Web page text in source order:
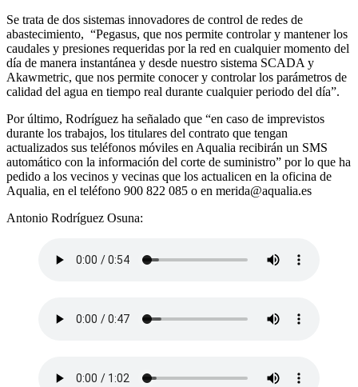
Se trata de dos sistemas innovadores de control de redes de
abastecimiento, “Pegasus, que nos permite controlar y mantener los
caudales y presiones requeridas por la red en cualquier momento del
día de manera instantánea y desde nuestro sistema SCADA y
Akawmetric, que nos permite conocer y controlar los parámetros de
calidad del agua en tiempo real durante cualquier periodo del día”.
Por último, Rodríguez ha señalado que “en caso de imprevistos
durante los trabajos, los titulares del contrato que tengan
actualizados sus teléfonos móviles en Aqualia recibirán un SMS
automático con la información del corte de suministro” por lo que ha
pedido a los vecinos y vecinas que los actualicen en la oficina de
Aqualia, en el teléfono 900 822 085 o en merida@aqualia.es
Antonio Rodríguez Osuna: